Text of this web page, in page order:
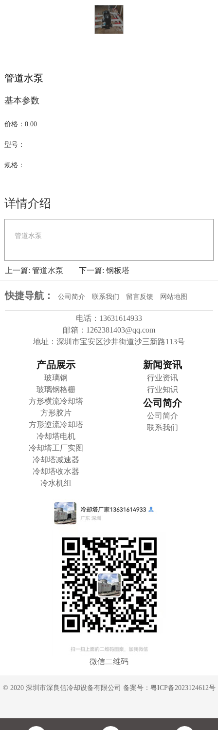
管道水泵
基本参数
价格：0.00
型号：
规格：
详情介绍
管道水泵
上一篇: 管道水泵 下一篇: 钢板塔
快捷导航： 公司简介 联系我们 留言反馈 网站地图
电话：13631614933
邮箱：1262381403@qq.com
地址：深圳市宝安区沙井街道沙三新路113号
产品展示
玻璃钢
玻璃钢格栅
方形横流冷却塔
方形胶片
方形逆流冷却塔
冷却塔电机
冷却塔工厂实图
冷却塔减速器
冷却塔收水器
冷水机组
新闻资讯
行业资讯
行业知识
公司简介
公司简介
联系我们
微信二维码
© 2020 深圳市深良信冷却设备有限公司 备案号： 粤ICP备2023124612号